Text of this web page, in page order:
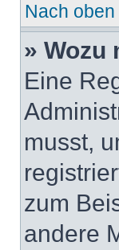
Nach oben
» Wozu
Eine
musst,
zum
andere